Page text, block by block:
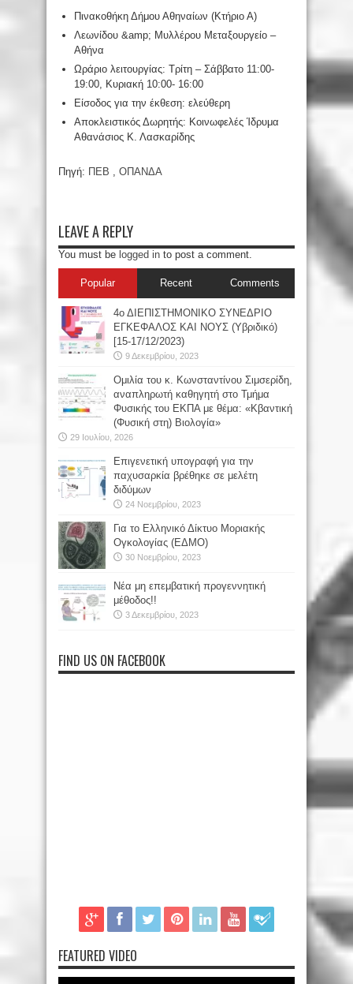
Πινακοθήκη Δήμου Αθηναίων (Κτήριο Α)
Λεωνίδου &amp; Μυλλέρου Μεταξουργείο –
Αθήνα
Ωράριο λειτουργίας: Τρίτη – Σάββατο 11:00-
19:00, Κυριακή 10:00- 16:00
Είσοδος για την έκθεση: ελεύθερη
Αποκλειστικός Δωρητής: Κοινωφελές Ίδρυμα
Αθανάσιος Κ. Λασκαρίδης
Πηγή: ΠΕΒ , ΟΠΑΝΔΑ
LEAVE A REPLY
You must be logged in to post a comment.
Popular Recent Comments
4ο ΔΙΕΠΙΣΤΗΜΟΝΙΚΟ ΣΥΝΕΔΡΙΟ
ΕΓΚΕΦΑΛΟΣ ΚΑΙ ΝΟΥΣ (Υβριδικό)
[15-17/12/2023)
9 Δεκεμβρίου, 2023
Oμιλία του κ. Κωνσταντίνου Σιμσερίδη,
αναπληρωτή καθηγητή στο Τμήμα
Φυσικής του ΕΚΠΑ με θέμα: «Κβαντική
(Φυσική στη) Βιολογία»
29 Ιουλίου, 2026
Επιγενετική υπογραφή για την
παχυσαρκία βρέθηκε σε μελέτη
διδύμων
24 Νοεμβρίου, 2023
Για το Ελληνικό Δίκτυο Μοριακής
Ογκολογίας (ΕΔΜΟ)
30 Νοεμβρίου, 2023
Νέα μη επεμβατική προγεννητική
μέθοδος!!
3 Δεκεμβρίου, 2023
FIND US ON FACEBOOK
FEATURED VIDEO